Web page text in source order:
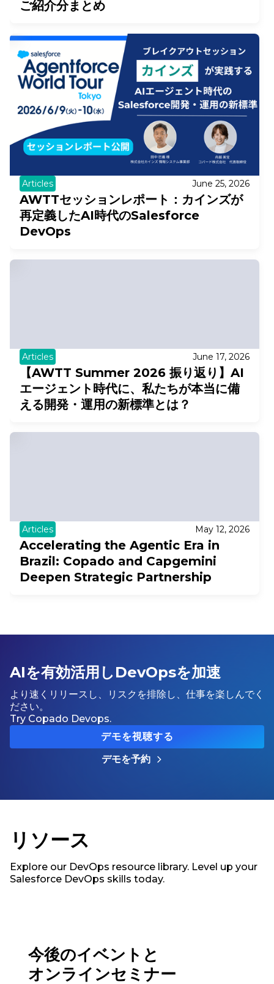
ご紹介分まとめ
Articles June 25, 2026
AWTTセッションレポート：カインズが
再定義したAI時代のSalesforce
DevOps
Articles June 17, 2026
【AWTT Summer 2026 振り返り】AI
エージェント時代に、私たちが本当に備
える開発・運用の新標準とは？
Articles May 12, 2026
Accelerating the Agentic Era in
Brazil: Copado and Capgemini
Deepen Strategic Partnership
AIを有効活用しDevOpsを加速
より速くリリースし、リスクを排除し、仕事を楽しんでく
ださい。
Try Copado Devops.
デモを視聴する
デモを予約
リソース
Explore our DevOps resource library. Level up your
Salesforce DevOps skills today.
今後のイベントと
オンラインセミナー